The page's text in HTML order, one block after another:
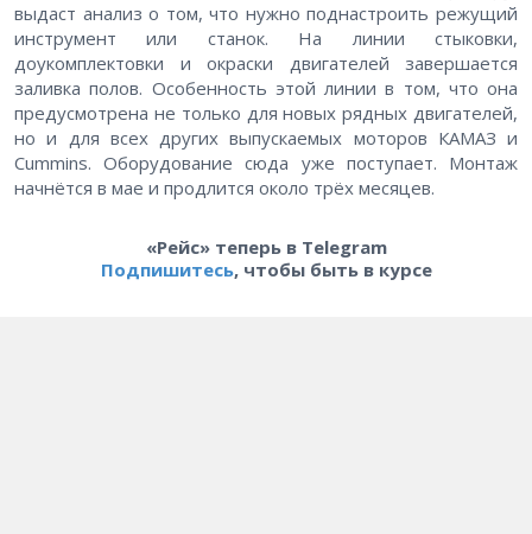
выдаст анализ о том, что нужно поднастроить режущий
инструмент или станок. На линии стыковки,
доукомплектовки и окраски двигателей завершается
заливка полов. Особенность этой линии в том, что она
предусмотрена не только для новых рядных двигателей,
но и для всех других выпускаемых моторов КАМАЗ и
Cummins. Оборудование сюда уже поступает. Монтаж
начнётся в мае и продлится около трёх месяцев.
«Рейс» теперь в Telegram
Подпишитесь, чтобы быть в курсе